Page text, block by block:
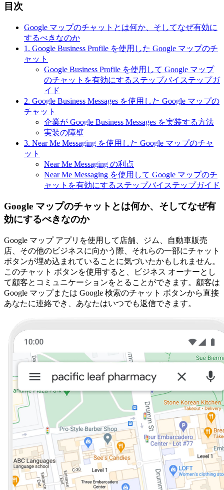
目次
Google マップのチャットとは何か、そしてなぜ有効に
するべきなのか
1. Google Business Profile を使用した Google マップのチ
ャット
Google Business Profile を使用して Google マップ
のチャットを有効にするステップバイステップガ
イド
2. Google Business Messages を使用した Google マップの
チャット
企業が Google Business Messages を実装する方法
実装の障壁
3. Near Me Messaging を使用した Google マップのチャ
ット
Near Me Messaging の利点
Near Me Messaging を使用して Google マップのチ
ャットを有効にするステップバイステップガイド
Google マップのチャットとは何か、そしてなぜ有
効にするべきなのか
Google マップ アプリを使用して店舗、ジム、自動車販売
店、その他のビジネスに向かう際、それらの一部にチャット
ボタンが埋め込まれていることに気づいたかもしれません。
このチャット ボタンを使用すると、ビジネス オーナーとし
て顧客とコミュニケーションをとることができます。顧客は
Google マップまたは Google 検索のチャット ボタンから直接
あなたに連絡でき、あなたはいつでも返信できます。